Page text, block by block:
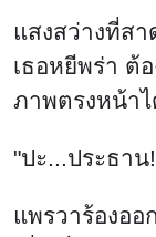
แสงสว่างที่ส
เธอหยีพร่า ต้
ภาพตรงหน้า
"ปะ...ประธาน
แพรวาร้องออ